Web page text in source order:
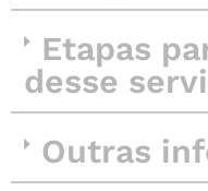
Etapas
desse
Outras